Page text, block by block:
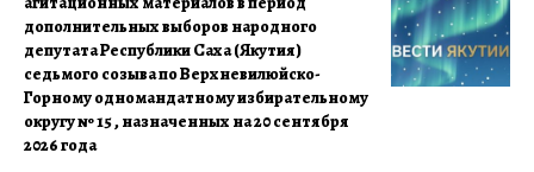
дополнительных выборов народного
депутата Республики Саха (Якутия)
седьмого созыва по Верхневилюйско-
Горному одномандатному избирательному
округу № 15 , назначенных на 20 сентября
2026 года